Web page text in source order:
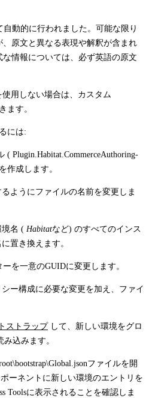
動的に行われました。可能な限り
原文と異なる表現や解釈が含まれ
情報については、必ず英語の原文
使用しない場合は、カスタム
ます。
には:
( Plugin.Habitat.CommerceAuthoring-
作成します。
ようにファイルの名前を変更しま
境名 ( Habitatなど) のすべてのインス
置き換えます。
を一意のGUIDに変更します。
ー構成に必要な変更を加え、ファイ
ストラップして、新しい環境をグロ
込みます。
ファイルを開
ーネントに新しい環境のエントリを
Toolsに表示されることを確認しま